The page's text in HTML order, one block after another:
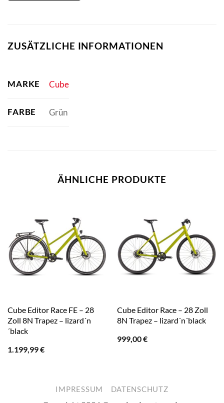
ZUSÄTZLICHE INFORMATIONEN
MARKE Cube
FARBE Grün
ÄHNLICHE PRODUKTE
Cube Editor Race FE – 28
Zoll 8N Trapez – lizard´n
´black
1.199,99€
Cube Editor Race – 28 Zoll
8N Trapez – lizard´n´black
999,00€
IMPRESSUM DATENSCHUTZ